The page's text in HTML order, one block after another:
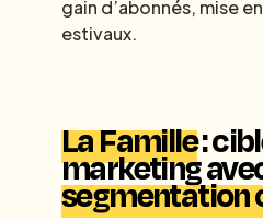
gain d’abonnés, mise
estivaux.
La Famille:
marketing
segmentation